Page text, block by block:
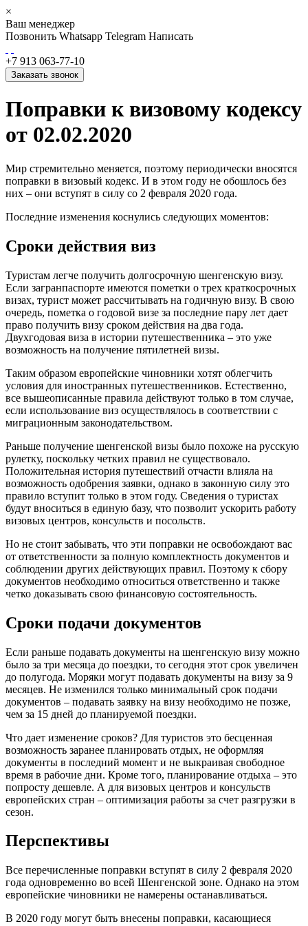
×
Ваш менеджер
Позвонить Whatsapp Telegram Написать
+7 913 063-77-10
Заказать звонок
Поправки к визовому кодексу
от 02.02.2020
Мир стремительно меняется, поэтому периодически вносятся
поправки в визовый кодекс. И в этом году не обошлось без
них – они вступят в силу со 2 февраля 2020 года.
Последние изменения коснулись следующих моментов:
Сроки действия виз
Туристам легче получить долгосрочную шенгенскую визу.
Если загранпаспорте имеются пометки о трех краткосрочных
визах, турист может рассчитывать на годичную визу. В свою
очередь, пометка о годовой визе за последние пару лет дает
право получить визу сроком действия на два года.
Двухгодовая виза в истории путешественника – это уже
возможность на получение пятилетней визы.
Таким образом европейские чиновники хотят облегчить
условия для иностранных путешественников. Естественно,
все вышеописанные правила действуют только в том случае,
если использование виз осуществлялось в соответствии с
миграционным законодательством.
Раньше получение шенгенской визы было похоже на русскую
рулетку, поскольку четких правил не существовало.
Положительная история путешествий отчасти влияла на
возможность одобрения заявки, однако в законную силу это
правило вступит только в этом году. Сведения о туристах
будут вноситься в единую базу, что позволит ускорить работу
визовых центров, консульств и посольств.
Но не стоит забывать, что эти поправки не освобождают вас
от ответственности за полную комплектность документов и
соблюдении других действующих правил. Поэтому к сбору
документов необходимо относиться ответственно и также
четко доказывать свою финансовую состоятельность.
Сроки подачи документов
Если раньше подавать документы на шенгенскую визу можно
было за три месяца до поездки, то сегодня этот срок увеличен
до полугода. Моряки могут подавать документы на визу за 9
месяцев. Не изменился только минимальный срок подачи
документов – подавать заявку на визу необходимо не позже,
чем за 15 дней до планируемой поездки.
Что дает изменение сроков? Для туристов это бесценная
возможность заранее планировать отдых, не оформляя
документы в последний момент и не выкраивая свободное
время в рабочие дни. Кроме того, планирование отдыха – это
попросту дешевле. А для визовых центров и консульств
европейских стран – оптимизация работы за счет разгрузки в
сезон.
Перспективы
Все перечисленные поправки вступят в силу 2 февраля 2020
года одновременно во всей Шенгенской зоне. Однако на этом
европейские чиновники не намерены останавливаться.
В 2020 году могут быть внесены поправки, касающиеся